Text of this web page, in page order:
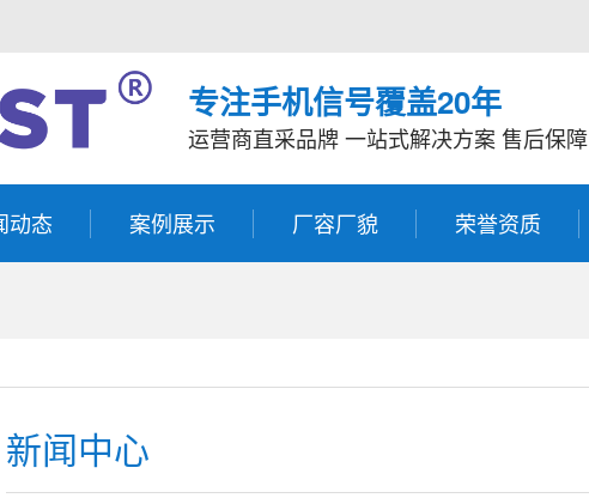
专注手机信号覆盖20年
运营商直采品牌 一站式解决方案 售后保障
动态 案例展示 厂容厂貌 荣誉资质
新闻中心